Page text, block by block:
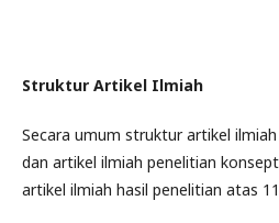
Struktur Artikel Ilmiah
Secara umum struktur artikel
dan artikel ilmiah penelitian
artikel ilmiah hasil penelitian atas